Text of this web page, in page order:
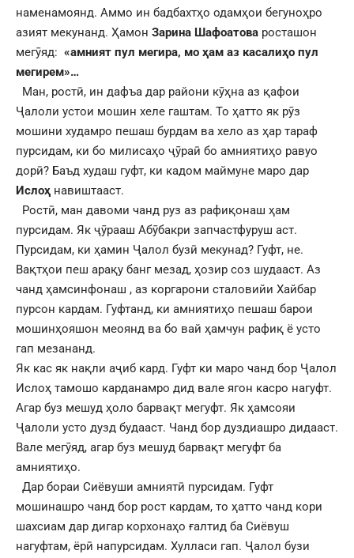
наменамоянд. Аммо ин бадбахтҳо одамҳои бегуноҳро
азият мекунанд. Ҳамон Зарина Шафоатова росташон
мегӯяд: «амният пул мегира, мо ҳам аз касалиҳо пул
мегирем»…
Ман, ростӣ, ин дафъа дар райони кӯҳна аз қафои
Ҷалоли устои мошин хеле гаштам. То ҳатто як рӯз
мошини худамро пешаш бурдам ва хело аз ҳар тараф
пурсидам, ки бо милисаҳо ҷӯраӣ бо амниятиҳо равуо
дорӣ? Баъд худаш гуфт, ки кадом маймуне маро дар
Ислоҳ навиштааст.
Ростӣ, ман давоми чанд руз аз рафиқонаш ҳам
пурсидам. Як ҷӯрааш Абӯбакри запчастфуруш аст.
Пурсидам, ки ҳамин Ҷалол бузӣ мекунад? Гуфт, не.
Вақтҳои пеш арақу банг мезад, ҳозир соз шудааст. Аз
чанд ҳамсинфонаш , аз коргарони сталовийи Хайбар
пурсон кардам. Гуфтанд, ки амниятиҳо пешаш барои
мошинҳояшон меоянд ва бо вай ҳамчун рафиқ ё усто
гап мезананд.
Як кас як нақли аҷиб кард. Гуфт ки маро чанд бор Ҷалол
Ислоҳ тамошо карданамро дид вале ягон касро нагуфт.
Агар буз мешуд ҳоло барвақт мегуфт. Як ҳамсояи
Ҷалоли усто дузд будааст. Чанд бор дуздиашро дидааст.
Вале мегӯяд, агар буз мешуд барвақт мегуфт ба
амниятиҳо.
Дар бораи Сиёвуши амниятӣ пурсидам. Гуфт
мошинашро чанд бор рост кардам, то ҳатто чанд кори
шахсиам дар дигар корхонаҳо ғалтид ба Сиёвуш
нагуфтам, ёрӣ напурсидам. Хулласи гап. Ҷалол бузи